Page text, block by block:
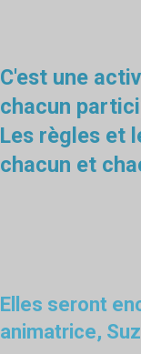
C'est une
chacun
Les règles et
chacun et
Elles seront
animatrice,